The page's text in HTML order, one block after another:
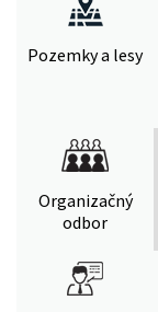
Pozemky a lesy
Organizačný
odbor